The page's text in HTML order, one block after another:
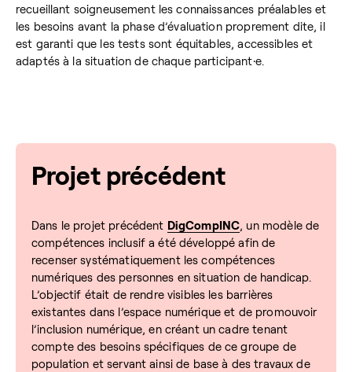
recueillant soigneusement les connaissances préalables et
les besoins avant la phase d’évaluation proprement dite, il
est garanti que les tests sont équitables, accessibles et
adaptés à la situation de chaque participant·e.
Projet précédent
Dans le projet précédent DigCompINC , un modèle de
compétences inclusif a été développé afin de
recenser systématiquement les compétences
numériques des personnes en situation de handicap.
L’objectif était de rendre visibles les barrières
existantes dans l’espace numérique et de promouvoir
l’inclusion numérique, en créant un cadre tenant
compte des besoins spécifiques de ce groupe de
population et servant ainsi de base à des travaux de